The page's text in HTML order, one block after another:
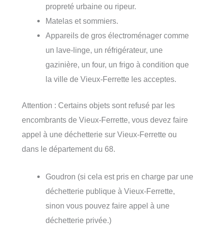
propreté urbaine ou ripeur.
Matelas et sommiers.
Appareils de gros électroménager comme
un lave-linge, un réfrigérateur, une
gazinière, un four, un frigo à condition que
la ville de Vieux-Ferrette les acceptes.
Attention : Certains objets sont refusé par les
encombrants de Vieux-Ferrette, vous devez faire
appel à une déchetterie sur Vieux-Ferrette ou
dans le département du 68.
Goudron (si cela est pris en charge par une
déchetterie publique à Vieux-Ferrette,
sinon vous pouvez faire appel à une
déchetterie privée.)